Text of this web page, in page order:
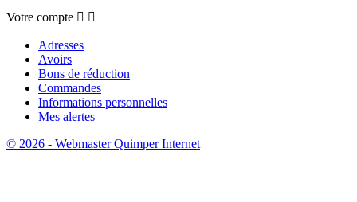
Votre compte  
Adresses
Avoirs
Bons de réduction
Commandes
Informations personnelles
Mes alertes
© 2026 - Webmaster Quimper Internet